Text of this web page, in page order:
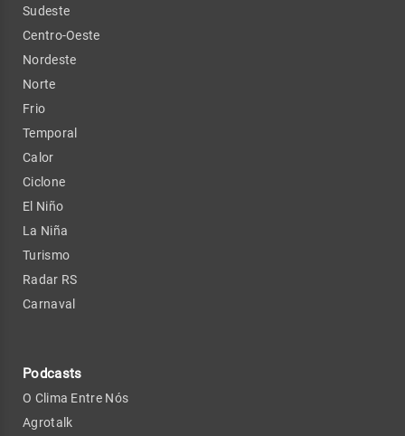
Sudeste
Centro-Oeste
Nordeste
Norte
Frio
Temporal
Calor
Ciclone
El Niño
La Niña
Turismo
Radar RS
Carnaval
Podcasts
O Clima Entre Nós
Agrotalk